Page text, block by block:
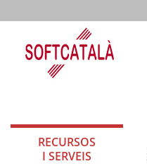
RECURSOS
I SERVEIS